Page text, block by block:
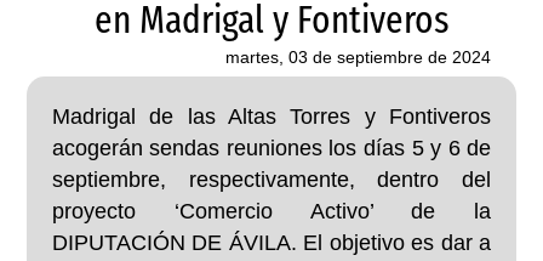
en Madrigal y Fontiveros
martes, 03 de septiembre de 2024
Madrigal de las Altas Torres y Fontiveros
acogerán sendas reuniones los días 5 y 6 de
septiembre, respectivamente, dentro del
proyecto ‘Comercio Activo’ de la
DIPUTACIÓN DE ÁVILA. El objetivo es dar a